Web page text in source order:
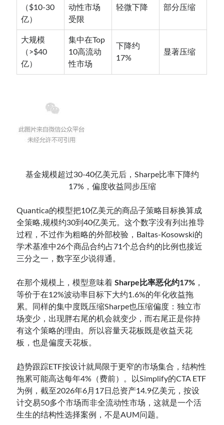
（$10-30
亿）
动性市场
受限
轻微下降 部分压缩
大规模
（>$40
亿）
集中在Top
10高流动
性市场
下降约
17%
显著压缩
基金规模超过30-40亿美元后，Sharpe比率下降约
17%，偏度收益同步压缩
Quantica的模型把10亿美元的商品子策略目标换算成
全策略,规模约30到40亿美元。这个数字没有列出推导
过程，不过作为粗略的外部校验，Baltas-Kosowski的
学术基准中26个商品合约占71个总合约的比例也接近
三分之一，数字至少说得通。
在那个规模上，模型意味着Sharpe比率恶化约17% ，
等价于在12%波动率目标下大约1.6%的年化收益拖
累。同样的集中度既压缩Sharpe也压缩偏度：独立市
场变少，出现胖右尾的机会就变少，而右尾正是你持
有这个策略的理由。所以容量天花板既是收益天花
板，也是偏度天花板。
趋势跟踪ETF按设计就局限于更窄的市场集合，结构性
拖累可能高达每年4%（费前）。以Simplify的CTA ETF
为例，截至2026年6月17日总资产14.9亿美元，按设
计交易50多个市场而非全流动性市场，这就是一个活
生生的结构性选择案例，不是AUM问题。